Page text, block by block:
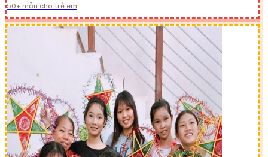
50+ mẫu cho trẻ em